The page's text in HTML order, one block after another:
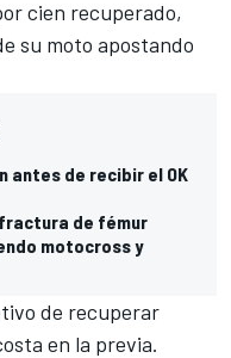
cien recuperado,
su moto apostando
antes de recibir el OK
de fémur
motocross y
de recuperar
en la previa.